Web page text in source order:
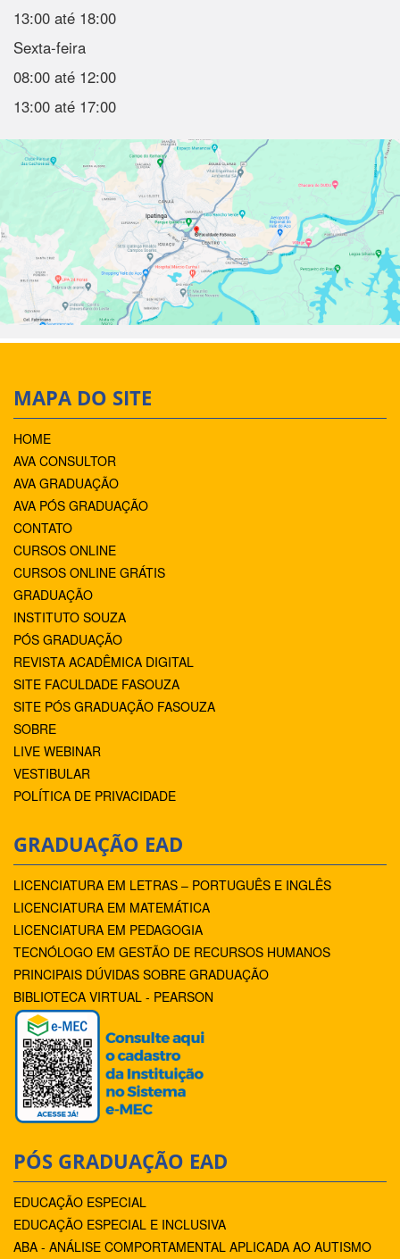
13:00 até 18:00
Sexta-feira
08:00 até 12:00
13:00 até 17:00
MAPA DO SITE
HOME
AVA CONSULTOR
AVA GRADUAÇÃO
AVA PÓS GRADUAÇÃO
CONTATO
CURSOS ONLINE
CURSOS ONLINE GRÁTIS
GRADUAÇÃO
INSTITUTO SOUZA
PÓS GRADUAÇÃO
REVISTA ACADÊMICA DIGITAL
SITE FACULDADE FASOUZA
SITE PÓS GRADUAÇÃO FASOUZA
SOBRE
LIVE WEBINAR
VESTIBULAR
POLÍTICA DE PRIVACIDADE
GRADUAÇÃO EAD
LICENCIATURA EM LETRAS – PORTUGUÊS E INGLÊS
LICENCIATURA EM MATEMÁTICA
LICENCIATURA EM PEDAGOGIA
TECNÓLOGO EM GESTÃO DE RECURSOS HUMANOS
PRINCIPAIS DÚVIDAS SOBRE GRADUAÇÃO
BIBLIOTECA VIRTUAL - PEARSON
PÓS GRADUAÇÃO EAD
EDUCAÇÃO ESPECIAL
EDUCAÇÃO ESPECIAL E INCLUSIVA
ABA - ANÁLISE COMPORTAMENTAL APLICADA AO AUTISMO